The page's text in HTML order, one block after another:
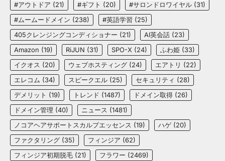
#アウトドア (21) #ギフト (20) #サロンドロワイヤル (31)
#ムームードメイン (238) #英語学習 (25)
405クレンジングコンディショナー (21) AI英会話 (23)
Amazon (19) RiJUN (31) SPO-X (24) ふわ姫 (33)
イクオス (20) ウェブホスティング (24) エアトリ (22)
エレコム (34) スピークエル (25) セキュリティ (28)
デメリット (19) トレンド (1487) ドメイン取得 (26)
ドメイン管理 (40) ニュース (1481)
ノコアヘアサポートスカルプエッセンス (19) ハゲ (20)
ファクタリング (35) フィンジア (62)
フィンジア初期脱毛 (21) フラワー (2469)